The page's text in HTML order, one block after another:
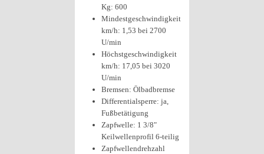
Kg: 600
Mindestgeschwindigkeit
km/h: 1,53 bei 2700
U/min
Höchstgeschwindigkeit
km/h: 17,05 bei 3020
U/min
Bremsen: Ölbadbremse
Differentialsperre: ja,
Fußbetätigung
Zapfwelle: 1 3/8"
Keilwellenprofil 6-teilig
Zapfwellendrehzahl